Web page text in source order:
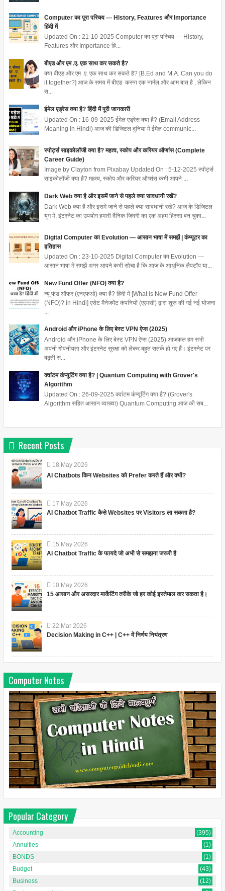
Computer का पूरा परिचय — History, Features और Importance
हिंदी में
Updated On : 21-10-2025 Computer का पूरा परिचय — History,
Features और Importance हिं...
बीएड और एम .ए. एक साथ कर सकते है?
क्या बीएड और एम .ए. एक साथ कर सकते है? [B.Ed and M.A. Can you do
it together?] आज के समय में बीएड करना एक नार्मल और आम बात है , लेकिन
स...
ईमेल एड्रेस क्या है? हिंदी में पूरी जानकारी
Updated On : 16-09-2025 ईमेल एड्रेस क्या है? (Email Address
Meaning in Hindi) आज की डिजिटल दुनिया में ईमेल communic...
स्पोर्ट्स साइकोलॉजी क्या है? महत्व, स्कोप और करियर ऑप्शंस (Complete
Career Guide)
Image by Clayton from Pixabay Updated On : 5-12-2025 स्पोर्ट्स
साइकोलॉजी क्या है? महत्व, स्कोप और करियर ऑप्शंस कभी आपने ...
Dark Web क्या है और इसमें जाने से पहले क्या सावधानी रखें?
Dark Web क्या है और इसमें जाने से पहले क्या सावधानी रखें? आज के डिजिटल
युग में, इंटरनेट का उपयोग हमारी दैनिक जिंदगी का एक अहम हिस्सा बन चुका...
Digital Computer का Evolution — आसान भाषा में समझें | कंप्यूटर का
इतिहास
Updated On : 23-10-2025 Digital Computer का Evolution —
आसान भाषा में समझें अगर आपने कभी सोचा है कि आज के आधुनिक लैपटॉप या...
New Fund Offer (NFO) क्या है?
न्यू फंड ऑफर (एनएफओ) क्या है? हिंदी में [What is New Fund Offer
(NFO)? in Hindi] एसेट मैनेजमेंट कंपनियों (एएमसी) द्वारा शुरू की गई नई योजना
Android और iPhone के लिए बेस्ट VPN ऐप्स (2025)
Android और iPhone के लिए बेस्ट VPN ऐप्स (2025) आजकल हम सभी
अपनी गोपनीयता और इंटरनेट सुरक्षा को लेकर बहुत सतर्क हो गए हैं। इंटरनेट पर
बढ़ती स...
क्वांटम कंप्यूटिंग क्या है? | Quantum Computing with Grover's
Algorithm
Updated On : 26-09-2025 क्वांटम कंप्यूटिंग क्या है? (Grover's
Algorithm सहित आसान व्याख्या) Quantum Computing आज की सब...
Recent Posts
18 May 2026
AI Chatbots किन Websites को Prefer करते हैं और क्यों?
17 May 2026
AI Chatbot Traffic कैसे Websites पर Visitors ला सकता है?
15 May 2026
AI Chatbot Traffic के फायदे जो अभी से समझना जरूरी है
10 May 2026
15 आसान और असरदार मार्केटिंग तरीके जो हर कोई इस्तेमाल कर सकता है।
22 Mar 2026
Decision Making in C++ | C++ में निर्णय नियंत्रण
Computer Notes
Popular Category
Accounting
(395)
Annuities
(1)
BONDS
(1)
Budget
(43)
Business
(12)